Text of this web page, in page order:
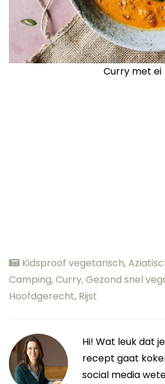
Curry met ei
Kidsproof vegetarisch,
Camping,Curry,Gezond snel
Hoofdgerecht, Rijst
Hi! Wat leuk dat
recept gaat
social media